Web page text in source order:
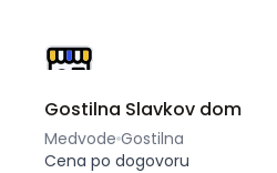
Gostilna Slavkov dom
Medvode Gostilna
Cena po dogovoru